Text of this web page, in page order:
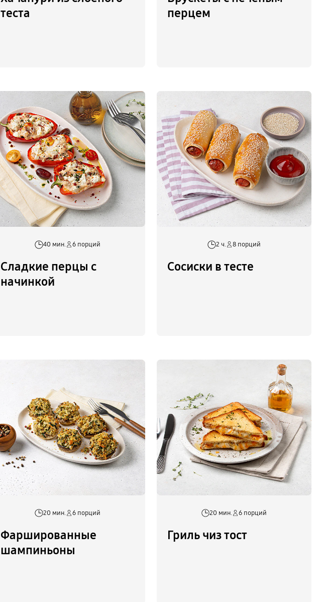
теста
перцем
40 мин. 6 порций
Сладкие перцы с
начинкой
2 ч. 8 порций
Сосиски в тесте
20 мин. 6 порций
Фаршированные
шампиньоны
20 мин. 6 порций
Гриль чиз тост